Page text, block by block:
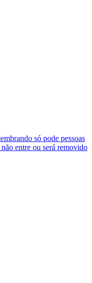
só pode pessoas
entre ou será removido